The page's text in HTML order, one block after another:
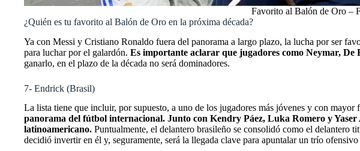
Favorito al Balón de Oro –
¿Quién es tu favorito al Balón de Oro en la próxima década?
Ya con Messi y Cristiano Ronaldo fuera del panorama a largo plazo, la lucha porser
para luchar por el galardón. Es importante aclarar que jugadores como Neymar, De
ganarlo, en el plazo de la década no será dominadores.
7- Endrick (Brasil)
La lista tiene que incluir, por supuesto, a uno de los jugadores más jóvenes y con mayor
panorama del fútbol internacional. Junto con Kendry Páez, Luka Romero y
latinoamericano. Puntualmente, el delantero brasileño se consolidó como el delantero
decidió invertir en él y, seguramente, será la llegada clave para apuntalar un trío